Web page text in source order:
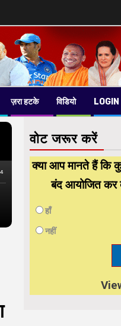
ज़रा हटके विडियो LOGIN
वोट जरूर करें
क्या आप मानते हैं कि
बंद आयोजित कर
हाँ
नहीं